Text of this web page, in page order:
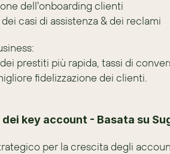
dell'onboarding clienti
dei casi di assistenza & dei reclami
prestiti più rapida, tassi di
fidelizzazione dei clienti.
key account - Basata su
per la crescita degli